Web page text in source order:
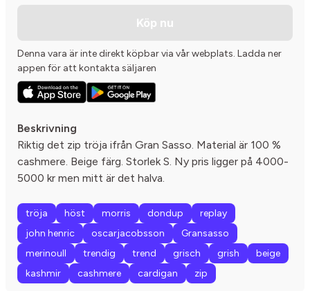
Köp nu
Denna vara är inte direkt köpbar via vår webplats. Ladda ner
appen för att kontakta säljaren
Beskrivning
Riktig det zip tröja ifrån Gran Sasso. Material är 100 %
cashmere. Beige färg. Storlek S. Ny pris ligger på 4000-
5000 kr men mitt är det halva.
tröja höst morris dondup
replay
john henric
oscarjacobsson
Gransasso
merinoull
trendig trend grisch grish
beige
kashmir
cashmere cardigan zip